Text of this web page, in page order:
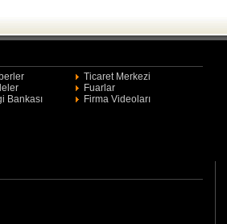
Ticaret Merkezi
Fuarlar
Bankası
Firma Videoları